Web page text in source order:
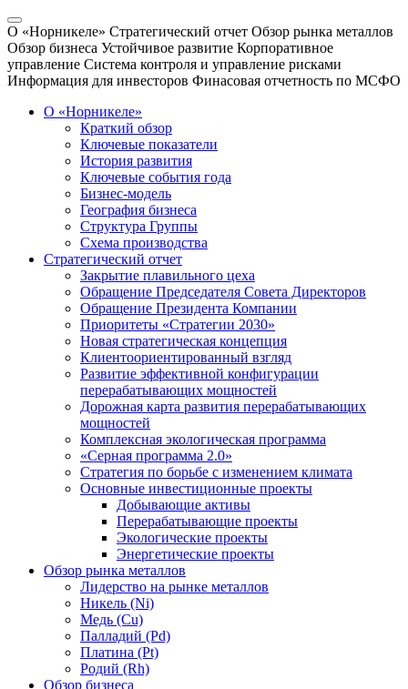
О «Норникеле» Стратегический отчет Обзор рынка металлов
Обзор бизнеса Устойчивое развитие Корпоративное
управление Система контроля и управление рисками
Информация для инвесторов Финасовая отчетность по МСФО
О «Норникеле»
Краткий обзор
Ключевые показатели
История развития
Ключевые события года
Бизнес-модель
География бизнеса
Структура Группы
Схема производства
Стратегический отчет
Закрытие плавильного цеха
Обращение Председателя Совета Директоров
Обращение Президента Компании
Приоритеты «Стратегии 2030»
Новая стратегическая концепция
Клиентоориентированный взгляд
Развитие эффективной конфигурации
перерабатывающих мощностей
Дорожная карта развития перерабатывающих
мощностей
Комплексная экологическая программа
«Серная программа 2.0»
Стратегия по борьбе с изменением климата
Основные инвестиционные проекты
Добывающие активы
Перерабатывающие проекты
Экологические проекты
Энергетические проекты
Обзор рынка металлов
Лидерство на рынке металлов
Никель (Ni)
Медь (Cu)
Палладий (Pd)
Платина (Pt)
Родий (Rh)
Обзор бизнеса